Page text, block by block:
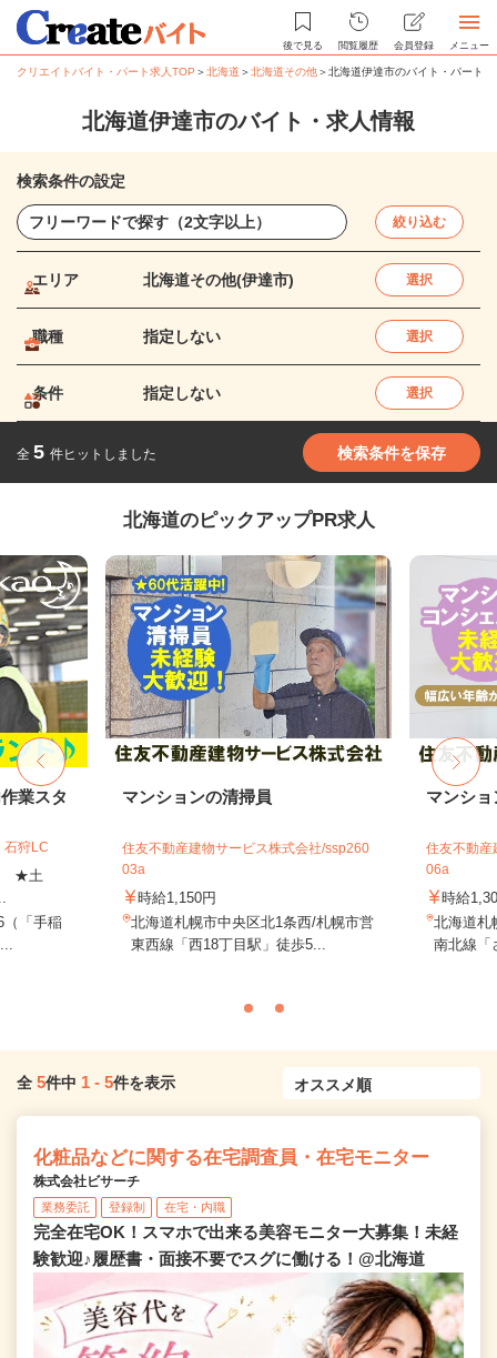
後で見る 閲覧履歴 会員登録 メニュー
クリエイトバイト・パート求人TOP ＞北海道 ＞北海道その他＞北海道伊達市のバイト・パート求
北海道伊達市のバイト・求人情報
検索条件の設定
絞り込む
エリア 北海道その他(伊達市) 選択
職種 指定しない 選択
条件 指定しない 選択
全 5 件ヒットしました 検索条件を保存
北海道のピックアップPR求人
業スタ
狩LC
★土
（「手稲
マンションの清掃員
住友不動産建物サービス株式会社/ssp260
03a
時給1,150円
北海道札幌市中央区北1条西/札幌市営
東西線「西18丁目駅」徒歩5...
マンシ
住友不動産
06a
時給
北海道札
南北線「
全 5件中 1 - 5件を表示
化粧品などに関する在宅調査員・在宅モニター
株式会社ビサーチ
業務委託 登録制 在宅・内職
完全在宅OK！スマホで出来る美容モニター大募集！未経
験歓迎♪履歴書・面接不要でスグに働ける！@北海道